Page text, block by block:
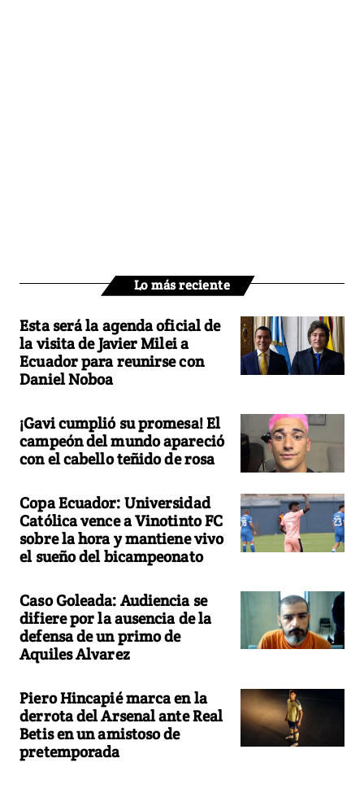
Lo más reciente
Esta será la agenda oficial de
la visita de Javier Milei a
Ecuador para reunirse con
Daniel Noboa
¡Gavi cumplió su promesa! El
campeón del mundo apareció
con el cabello teñido de rosa
Copa Ecuador: Universidad
Católica vence a Vinotinto FC
sobre la hora y mantiene vivo
el sueño del bicampeonato
Caso Goleada: Audiencia se
difiere por la ausencia de la
defensa de un primo de
Aquiles Alvarez
Piero Hincapié marca en la
derrota del Arsenal ante Real
Betis en un amistoso de
pretemporada